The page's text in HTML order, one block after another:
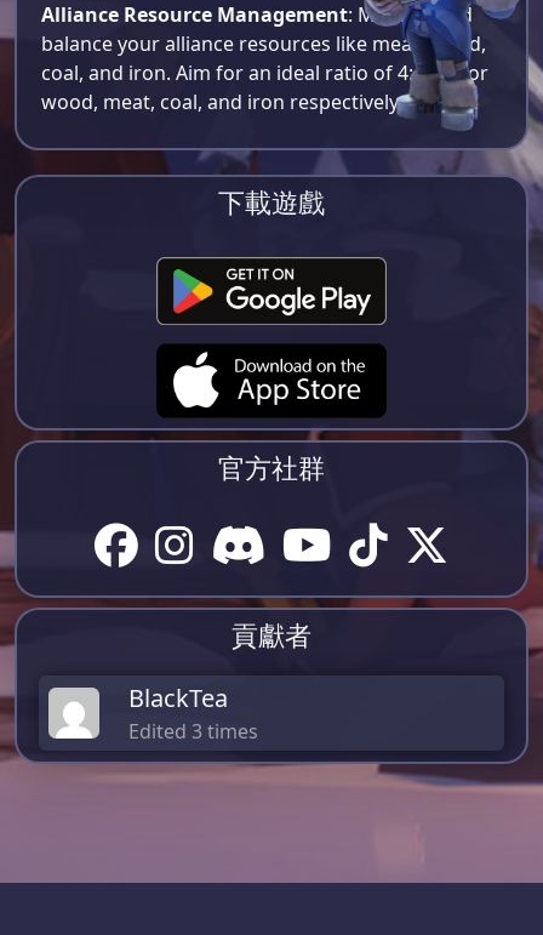
Alliance Resource Management: Monitor and
balance your alliance resources like meat, wood,
coal, and iron. Aim for an ideal ratio of 4:4:2:1 for
wood, meat, coal, and iron respectively​.
下載遊戲
官方社群
貢獻者
BlackTea
Edited 3 times